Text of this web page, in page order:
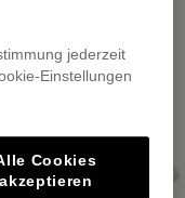
jederzeit
Einstellungen
Cookies
akzeptieren